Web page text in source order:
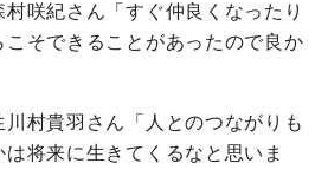
咲紀さん「すぐ仲良くなったり
こそできることがあったので良か
村貴羽さん「人とのつながりも
将来に生きてくるなと思いま